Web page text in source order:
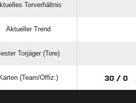
Torverhältnis
Aktueller Trend
Torjäger (Tore)
Karten (Team/Offiz.) 30 / 0